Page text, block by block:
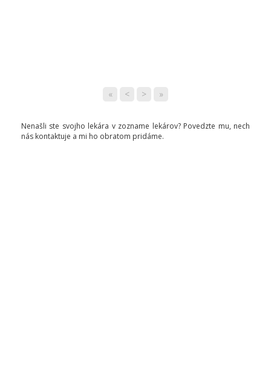
« < > »
Nenašli ste svojho lekára v zozname lekárov? Povedzte mu, nech
nás kontaktuje a mi ho obratom pridáme.